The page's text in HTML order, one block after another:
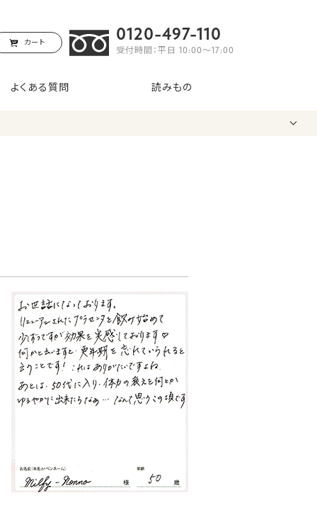
カート 0120-497-110
受付時間：平日 10:00〜17:00
よくある質問 読みもの